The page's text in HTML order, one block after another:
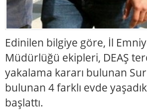
Edinilen bilgiye göre, İl
Müdürlüğü ekipleri, DEAŞ
yakalama kararı bulunan
bulunan 4 farklı evde
başlattı.